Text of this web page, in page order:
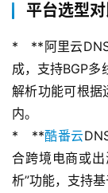
平台选型
*   **阿里云
成，支持BGP多
解析功能可根据
内。
*   **酷番云
合跨境电商或
析”功能，支持